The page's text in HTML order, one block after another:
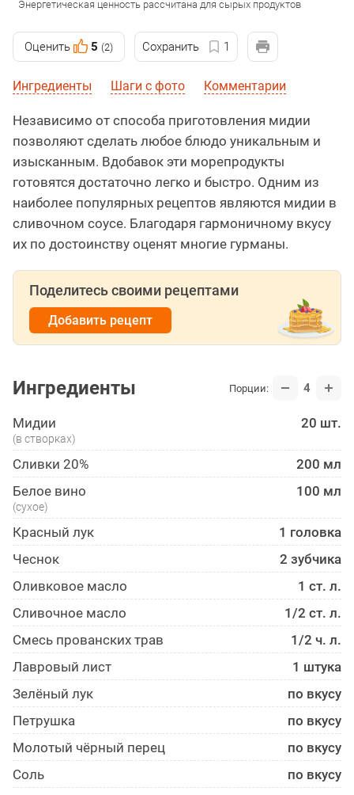
Энергетическая ценность рассчитана для сырых продуктов
Оценить 5 (2) Сохранить 1
Ингредиенты Шаги с фото Комментарии
Независимо от способа приготовления мидии
позволяют сделать любое блюдо уникальным и
изысканным. Вдобавок эти морепродукты
готовятся достаточно легко и быстро. Одним из
наиболее популярных рецептов являются мидии в
сливочном соусе. Благодаря гармоничному вкусу
их по достоинству оценят многие гурманы.
Поделитесь своими рецептами
Добавить рецепт
Ингредиенты Порции: 4
Мидии 20 шт.
(в створках)
Сливки 20%
200 мл
Белое вино
100 мл
(сухое)
Красный лук
1 головка
Чеснок
2 зубчика
Оливковое масло
1 ст. л.
Сливочное масло
1/2 ст. л.
Смесь прованских трав
1/2 ч. л.
Лавровый лист
1 штука
Зелёный лук
по вкусу
Петрушка
по вкусу
Молотый чёрный перец
по вкусу
Соль
по вкусу